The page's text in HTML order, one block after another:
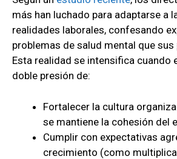
más han luchado para adaptarse a
realidades laborales, confesando
problemas de salud mental que
Esta realidad se intensifica cuando
doble presión de:
Fortalecer la cultura
se mantiene la cohesión del
Cumplir con expectativas
crecimiento (como